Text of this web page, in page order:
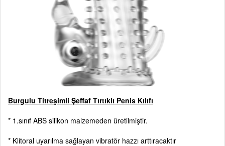
Burgulu Titreşimli Şeffaf Tırtıklı Penis Kılıfı
* 1.sınıf ABS silikon malzemeden üretilmiştir.
* Klitoral uyarılma sağlayan vibratör hazzı arttıracaktır